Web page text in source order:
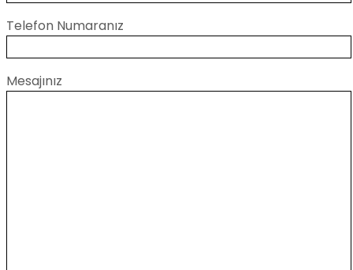
Telefon Numaranız
Mesajınız